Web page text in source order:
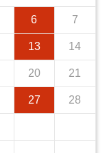
6 7
13 14
20 21
27 28